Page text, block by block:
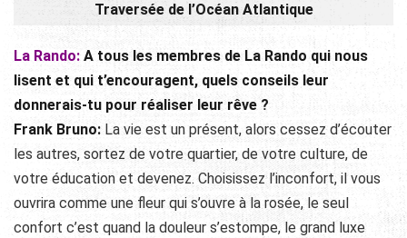
Traversée de l’Océan Atlantique
La Rando: A tous les membres de La Rando qui nous
lisent et qui t’encouragent, quels conseils leur
donnerais-tu pour réaliser leur rêve ?
Frank Bruno: La vie est un présent, alors cessez d’écouter
les autres, sortez de votre quartier, de votre culture, de
votre éducation et devenez. Choisissez l’inconfort, il vous
ouvrira comme une fleur qui s’ouvre à la rosée, le seul
confort c’est quand la douleur s’estompe, le grand luxe